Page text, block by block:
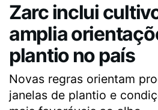
Zarc inclui
amplia
plantio no país
Novas regras orientam
janelas de plantio e